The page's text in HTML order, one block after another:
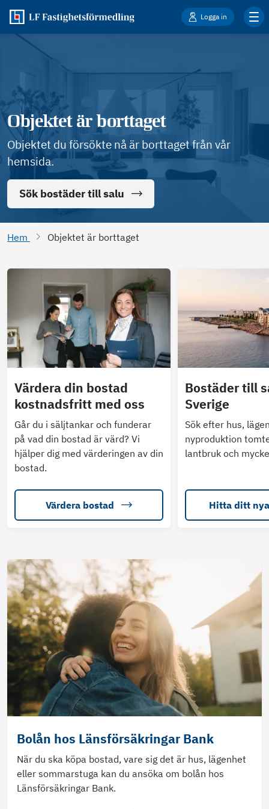
Logga in
Objektet är borttaget
Objektet du försökte nå är borttaget från vår
hemsida.
Sök bostäder till salu
Hem Objektet är borttaget
Värdera din bostad
kostnadsfritt med oss
Går du i säljtankar och funderar
på vad din bostad är värd? Vi
hjälper dig med värderingen av din
bostad.
Värdera bostad
Bostäder till
Sverige
Sök efter hus,
nyproduktion
lantbruk och
Hitta ditt
Bolån hos Länsförsäkringar Bank
När du ska köpa bostad, vare sig det är hus, lägenhet
eller sommarstuga kan du ansöka om bolån hos
Länsförsäkringar Bank.